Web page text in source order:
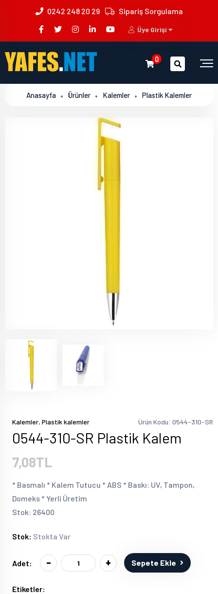
0242 248 20 29 Sipariş Sorgulama
Üye Girişi
0
Anasayfa Ürünler Kalemler Plastik Kalemler
Kalemler, Plastik kalemler Ürün Kodu: 0544-310-SR
0544-310-SR Plastik Kalem
7,08TL
* Basmalı * Kalem Tutucu * ABS * Baskı: UV, Tampon,
Domeks * Yerli Üretim
Stok: 26400
Stok: Stokta Var
Adet: - + Sepete Ekle
Etiketler: